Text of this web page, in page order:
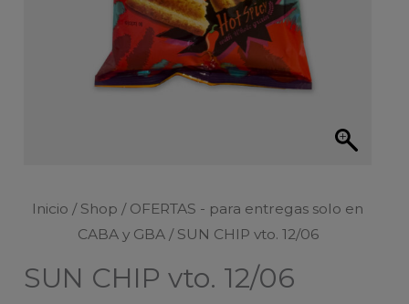
Inicio / Shop / OFERTAS - para entregas solo en
CABA y GBA/ SUN CHIP vto. 12/06
SUN CHIP vto. 12/06